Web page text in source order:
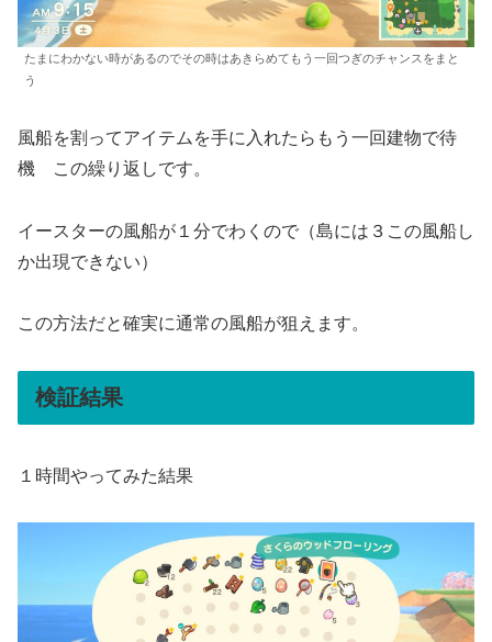
たまにわかない時があるのでその時はあきらめてもう一回つぎのチャンスをまと
う
風船を割ってアイテムを手に入れたらもう一回建物で待
機 この繰り返しです。
イースターの風船が１分でわくので（島には３この風船し
か出現できない）
この方法だと確実に通常の風船が狙えます。
検証結果
１時間やってみた結果